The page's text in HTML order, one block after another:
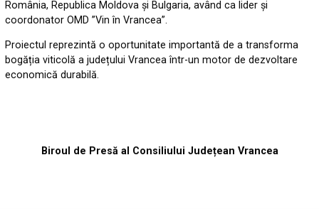
România, Republica Moldova și Bulgaria, având ca lider și
coordonator OMD ”Vin în Vrancea”.
Proiectul reprezintă o oportunitate importantă de a transforma
bogăția viticolă a județului Vrancea într-un motor de dezvoltare
economică durabilă.
Biroul de Presă al Consiliului Județean Vrancea